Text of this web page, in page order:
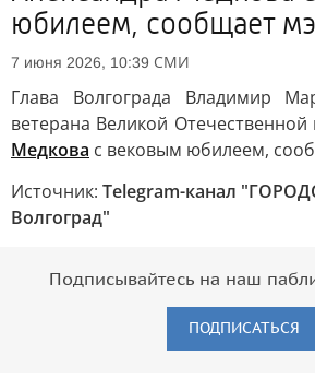
юбилеем, сообщает
7 июня 2026, 10:39 СМИ
Глава Волгограда Владимир
ветерана Великой
Медкова с вековым юбилеем,
Источник: Telegram-канал
Волгоград"
Подписывайтесь на наш
ПОДПИСАТЬСЯ